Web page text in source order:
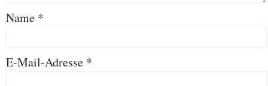
Name *
E-Mail-Adresse *